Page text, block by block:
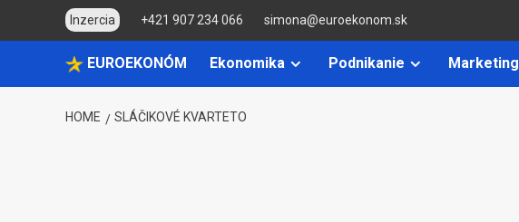
Inzercia +421 907 234 066 simona@euroekonom.sk
EUROEKONÓM Ekonomika Podnikanie Marketing
HOME SLÁČIKOVÉ KVARTETO